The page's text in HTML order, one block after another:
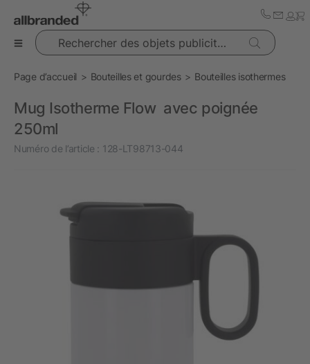
Rechercher des objets publicitaires
Page d’accueil Bouteilles et gourdes Bouteilles isothermes
Mug Isotherme Flow avec poignée
250ml
Numéro de l’article : 128-LT98713-044